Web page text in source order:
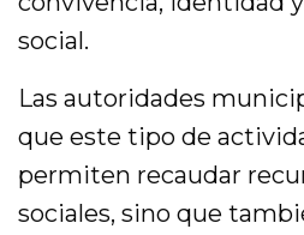
social.
Las autoridades
que este tipo de
permiten recaudar
sociales, sino que